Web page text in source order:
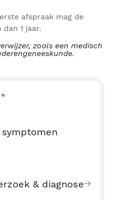
afspraak mag de
1 jaar.
zoals een medisch
symptomen
& diagnose